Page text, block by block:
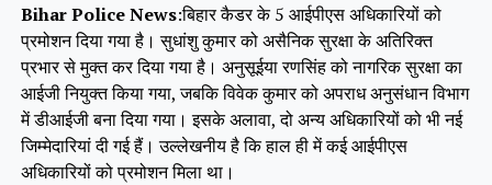
Bihar Police News:बिहार कैडर के 5 आईपीएस अधिकारियों को
प्रमोशन दिया गया है। सुधांशु कुमार को असैनिक सुरक्षा के अतिरिक्त
प्रभार से मुक्त कर दिया गया है। अनुसूईया रणसिंह को नागरिक सुरक्षा का
आईजी नियुक्त किया गया, जबकि विवेक कुमार को अपराध अनुसंधान विभाग
में डीआईजी बना दिया गया। इसके अलावा, दो अन्य अधिकारियों को भी नई
जिम्मेदारियां दी गई हैं। उल्लेखनीय है कि हाल ही में कई आईपीएस
अधिकारियों को प्रमोशन मिला था।